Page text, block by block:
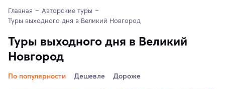
Главная
Авторские туры
Туры выходного дня в Великий Новгород
Туры выходного дня в Великий
Новгород
По популярности Дешевле Дороже